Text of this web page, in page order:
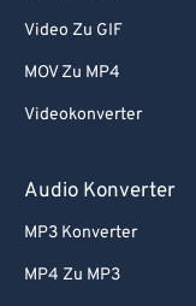
Video Zu GIF
MOV Zu MP4
Videokonverter
Audio Konverter
MP3 Konverter
MP4 Zu MP3